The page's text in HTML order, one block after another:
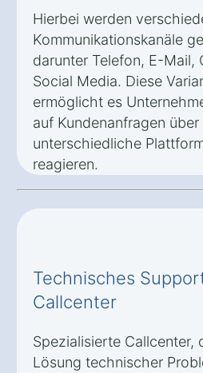
Hierbei werden
Kommunikationskanäle
darunter Telefon, E-Mail,
Social Media. Diese
ermöglicht es
auf Kundenanfragen über
unterschiedliche
reagieren.
Technisches
Callcenter
Spezialisierte Callcenter,
Lösung technischer